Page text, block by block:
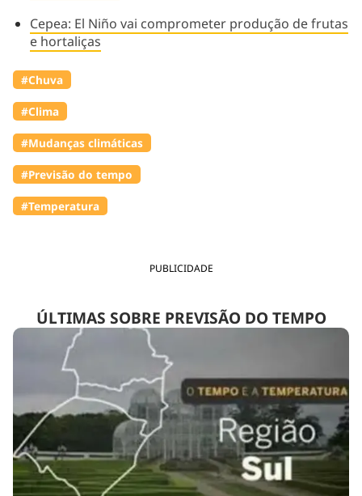
PUBLICIDADE
ÚLTIMAS SOBRE PREVISÃO DO TEMPO
Cepea: El Niño vai comprometer produção de frutas
e hortaliças
#Chuva
#Clima
#Mudanças climáticas
#Previsão do tempo
#Temperatura